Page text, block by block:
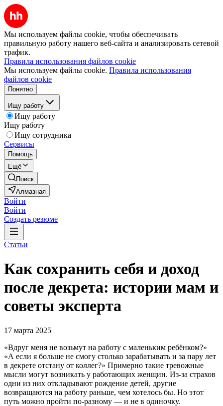
Мы используем файлы cookie, чтобы обеспечивать
правильную работу нашего веб-сайта и анализировать сетевой
трафик.
Правила использования файлов cookie
Мы используем файлы cookie. Правила использования
файлов cookie
Понятно
Ищу работу
Ищу работу
Ищу работу
Ищу сотрудника
Сервисы
Помощь
Ещё
Поиск
Алмазная
Войти
Войти
Создать резюме
Статьи
Как сохранить себя и доход
после декрета: истории мам и
советы эксперта
17 марта 2025
«Вдруг меня не возьмут на работу с маленьким ребёнком?»
«А если я больше не смогу столько зарабатывать и за пару лет
в декрете отстану от коллег?» Примерно такие тревожные
мысли могут возникать у работающих женщин. Из-за страхов
одни из них откладывают рождение детей, другие
возвращаются на работу раньше, чем хотелось бы. Но этот
путь можно пройти по-разному — и не в одиночку.